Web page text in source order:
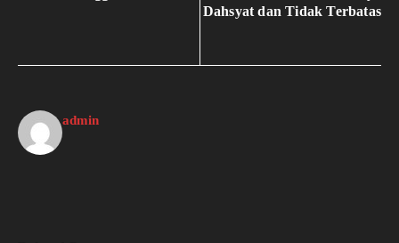
Dahsyat dan Tidak Terbatas
admin